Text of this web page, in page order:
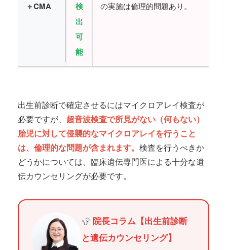
＋CMA
検
出
可
能
の実施は倫理的問題あり。
出生前診断で確定させるにはマイクロアレイ検査が
必要ですが、 超音波検査で所見がない（何もない）
胎児に対して侵襲的なマイクロアレイを行うこと
は、倫理的な問題が含まれます。 検査を行うべきか
どうかについては、臨床遺伝専門医による十分な遺
伝カウンセリングが必要です。
院長コラム【出生前診断
と遺伝カウンセリング】